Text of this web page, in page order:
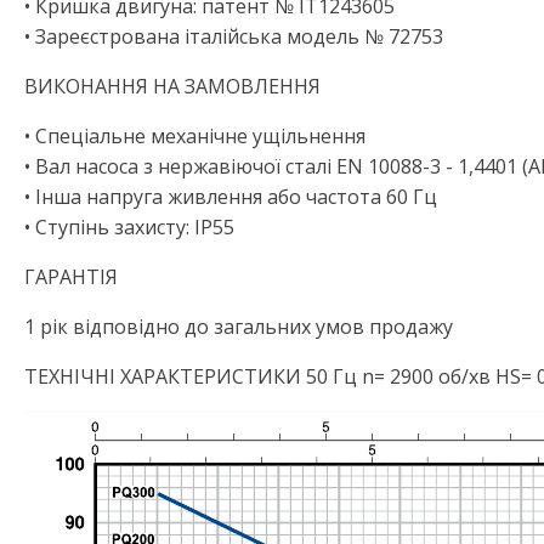
• Кришка двигуна: патент № IT1243605
• Зареєстрована італійська модель № 72753
ВИКОНАННЯ НА ЗАМОВЛЕННЯ
• Спеціальне механічне ущільнення
• Вал насоса з нержавіючої сталі EN 10088-3 - 1,4401
• Інша напруга живлення або частота 60 Гц
• Ступінь захисту: IP55
ГАРАНТІЯ
1 рік відповідно до загальних умов продажу
ТЕХНІЧНІ ХАРАКТЕРИСТИКИ 50 Гц n= 2900 об/хв HS=